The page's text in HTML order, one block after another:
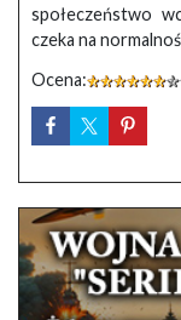
społeczeństwo
czeka na
Ocena: